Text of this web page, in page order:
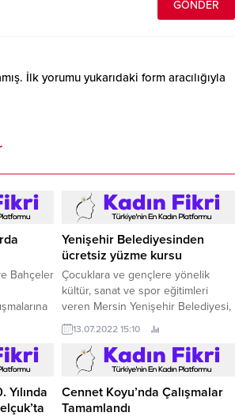
İlk yorumu yukarıdaki form aracılığıyla
Bahçeler
Yenişehir Belediyesinden
ücretsiz yüzme kursu
Çocuklara ve gençlere yönelik
kültür, sanat ve spor eğitimleri
veren Mersin Yenişehir Belediyesi,
şimdi de ücretsiz yüzme kursu açtı.
13.07.2022 15:10
Yılında
Cennet Koyu’nda Çalışmalar
Tamamlandı